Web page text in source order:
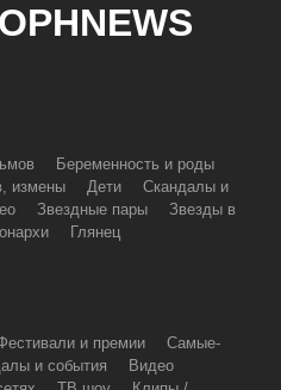
Беременность и роды
измены
Дети
Скандалы и
Звездные пары
Звезды в
Глянец
и премии
Самые-
и события
Видео